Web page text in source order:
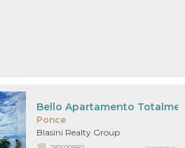
Ponce
Bello Apartamento
Blasini Realty Group